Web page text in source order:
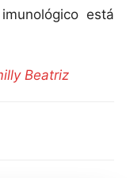
está
Beatriz